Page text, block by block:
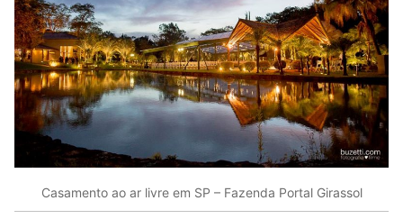
Casamento ao ar livre em SP – Fazenda Portal Girassol